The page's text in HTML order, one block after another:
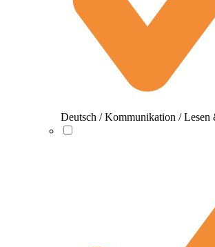
Deutsch / Kommunikation / Lesen